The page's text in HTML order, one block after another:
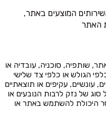
המוצעים באתר,
האתר
שותפיה, סוכניה, עובדיה או
הגולש או כלפי צד שלישי
עונשיים, עקיפים או תוצאתיים
של נזק לרבות הנובעים או
היכולת להשתמש באתר או